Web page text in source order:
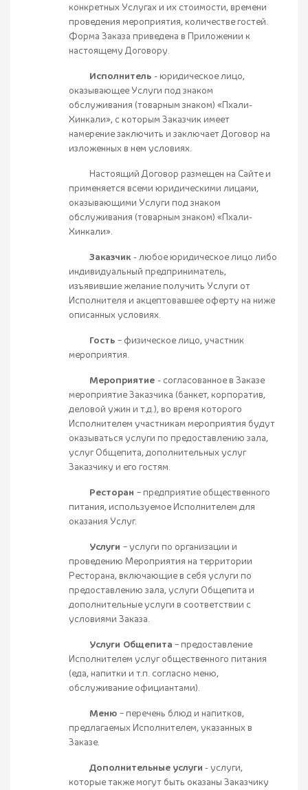
конкретных Услугах и их стоимости, времени
проведения мероприятия, количестве гостей.
Форма Заказа приведена в Приложении к
настоящему Договору.
Исполнитель - юридическое лицо,
оказывающее Услуги под знаком
обслуживания (товарным знаком) «Пхали-
Хинкали», с которым Заказчик имеет
намерение заключить и заключает Договор на
изложенных в нем условиях.
Настоящий Договор размещен на Сайте и
применяется всеми юридическими лицами,
оказывающими Услуги под знаком
обслуживания (товарным знаком) «Пхали-
Хинкали».
Заказчик - любое юридическое лицо либо
индивидуальный предприниматель,
изъявившие желание получить Услуги от
Исполнителя и акцептовавшее оферту на ниже
описанных условиях.
Гость – физическое лицо, участник
мероприятия.
Мероприятие - согласованное в Заказе
мероприятие Заказчика (банкет, корпоратив,
деловой ужин и т.д.), во время которого
Исполнителем участникам мероприятия будут
оказываться услуги по предоставлению зала,
услуг Общепита, дополнительных услуг
Заказчику и его гостям.
Ресторан – предприятие общественного
питания, используемое Исполнителем для
оказания Услуг.
Услуги – услуги по организации и
проведению Мероприятия на территории
Ресторана, включающие в себя услуги по
предоставлению зала, услуги Общепита и
дополнительные услуги в соответствии с
условиями Заказа.
Услуги Общепита – предоставление
Исполнителем услуг общественного питания
(еда, напитки и т.п. согласно меню,
обслуживание официантами).
Меню – перечень блюд и напитков,
предлагаемых Исполнителем, указанных в
Заказе.
Дополнительные услуги - услуги,
которые также могут быть оказаны Заказчику